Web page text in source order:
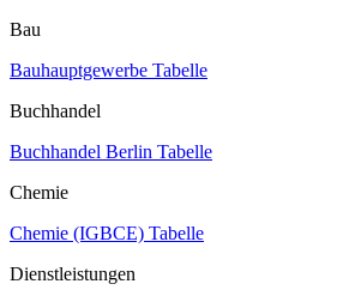
Bau
Bauhauptgewerbe Tabelle
Buchhandel
Buchhandel Berlin Tabelle
Chemie
Chemie (IGBCE) Tabelle
Dienstleistungen